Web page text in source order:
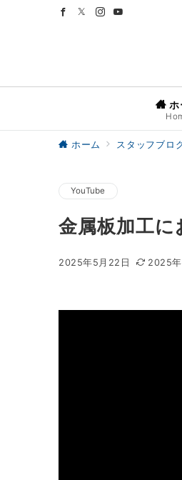
ホ
ホーム スタッフブロ
YouTube
金属板加工に
2025年5月22日 2025